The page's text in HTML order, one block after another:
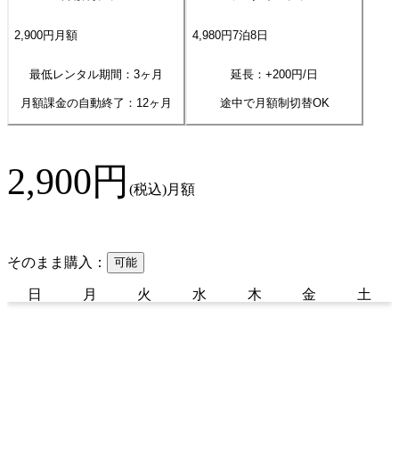
2,900円 月額
最低レンタル期間：3ヶ月
月額課金の自動終了： 12ヶ月
4,980円7泊8日
延長：+200円/日
途中で月額制切替OK
2,900円 (税込)月額
そのまま購入： 可能
日 月 火 水 木 金 土